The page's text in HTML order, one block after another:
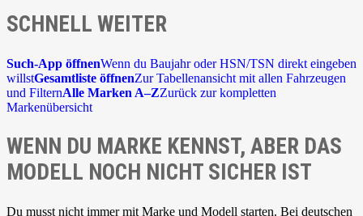
SCHNELL WEITER
Such-App öffnenWenn du Baujahr oder HSN/TSN direkt eingeben
willstGesamtliste öffnenZur Tabellenansicht mit allen Fahrzeugen
und FilternAlle Marken A–ZZurück zur kompletten
Markenübersicht
WENN DU MARKE KENNST, ABER DAS
MODELL NOCH NICHT SICHER IST
Du musst nicht immer mit Marke und Modell starten. Bei deutschen